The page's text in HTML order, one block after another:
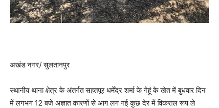
अखंड नगर/ सुलतानपुर
स्थानीय थाना क्षेत्र के अंतर्गत सहतपूर धर्मेंद्र शर्मा के गेहूं के खेत में बुधवार दिन
में लगभग 12 बजे अज्ञात कारणों से आग लग गई कुछ देर में विकराल रूप ले